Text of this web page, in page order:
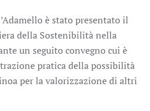
è stato presentato il
della Sostenibilità nella
un seguito convegno cui è
pratica della possibilità
per la valorizzazione di altri